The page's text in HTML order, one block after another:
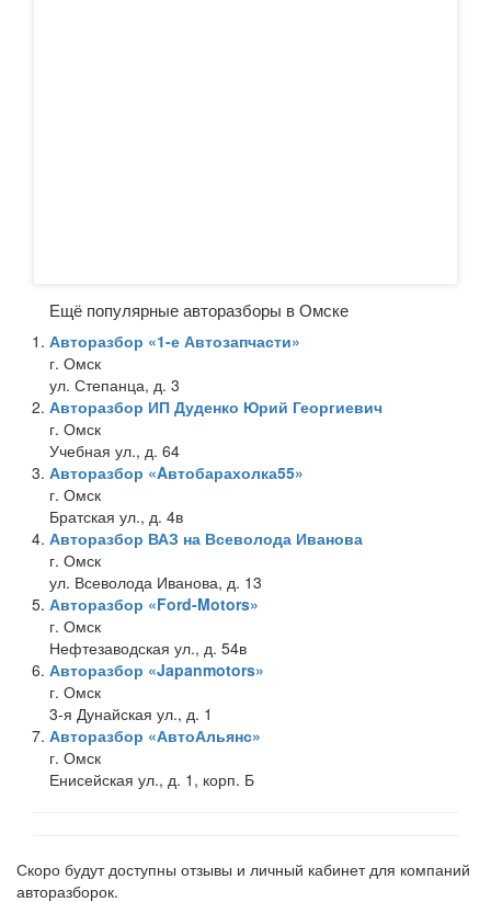
Ещё популярные авторазборы в Омске
Авторазбор «1-е Автозапчасти»
г. Омск
ул. Степанца, д. 3
Авторазбор ИП Дуденко Юрий Георгиевич
г. Омск
Учебная ул., д. 64
Авторазбор «Aвтобарахолка55»
г. Омск
Братская ул., д. 4в
Авторазбор ВАЗ на Всеволода Иванова
г. Омск
ул. Всеволода Иванова, д. 13
Авторазбор «Ford-Motors»
г. Омск
Нефтезаводская ул., д. 54в
Авторазбор «Japanmotors»
г. Омск
3-я Дунайская ул., д. 1
Авторазбор «АвтоАльянс»
г. Омск
Енисейская ул., д. 1, корп. Б
Скоро будут доступны отзывы и личный кабинет для компаний
авторазборок.